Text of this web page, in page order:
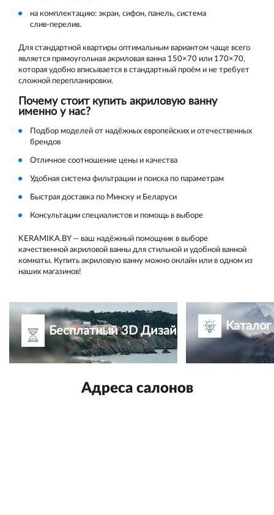
на комплектацию: экран, сифон, панель, система
слив‑перелив.
Для стандартной квартиры оптимальным вариантом чаще всего
является прямоугольная акриловая ванна 150×70 или 170×70,
которая удобно вписывается в стандартный проём и не требует
сложной перепланировки.
Почему стоит купить акриловую ванну
именно у нас?
Подбор моделей от надёжных европейских и отечественных
брендов
Отличное соотношение цены и качества
Удобная система фильтрации и поиска по параметрам
Быстрая доставка по Минску и Беларуси
Консультации специалистов и помощь в выборе
KERAMIKA.BY — ваш надёжный помощник в выборе
качественной акриловой ванны для стильной и удобной ванной
комнаты. Купить акриловую ванну можно онлайн или в одном из
наших магазинов!
Бесплатный 3D Дизайн-проект
Адреса салонов